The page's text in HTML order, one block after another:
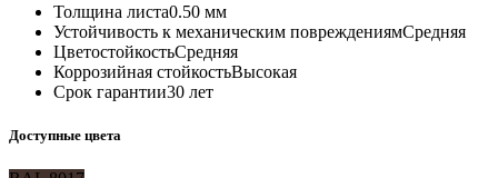
Толщина листа0.50 мм
Устойчивость к механическим повреждениямСредняя
ЦветостойкостьСредняя
Коррозийная стойкостьВысокая
Срок гарантии30 лет
Доступные цвета